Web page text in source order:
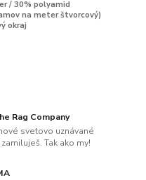
/ 30% polyamid
na meter štvorcový)
okraj
Rag Company
svetovo uznávané
Tak ako my!